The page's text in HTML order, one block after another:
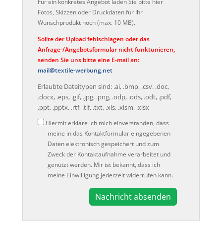
Für ein konkretes Angebot laden Sie bitte hier
Fotos, Skizzen oder Druckdaten für Ihr
Wunschprodukt hoch (max. 10 MB).
Sollte der Upload fehlschlagen oder das
Anfrage-/Angebotsformular nicht funktunieren,
senden Sie uns bitte eine E-mail an:
mail@textile-werbung.net
Erlaubte Dateitypen sind: .ai, .bmp, .csv. .doc,
.docx, .eps, .gif, .jpg, .png, .odp, .ods, .odt, .pdf,
.ppt, .pptx, .rtf, .tif, .txt, .xls, .xlsm, .xlsx
Datenschutz
Hiermit erkläre ich mich einverstanden, dass
meine in das Kontaktformular eingegebenen
Daten elektronisch gespeichert und zum
Zweck der Kontaktaufnahme verarbeitet und
genutzt werden. Mir ist bekannt, dass ich
meine Einwilligung jederzeit widerrufen kann.
l